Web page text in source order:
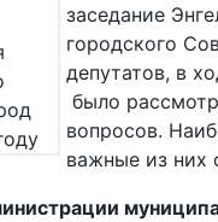
заседание
городского
депутатов, в
было
вопросов.
важные из них